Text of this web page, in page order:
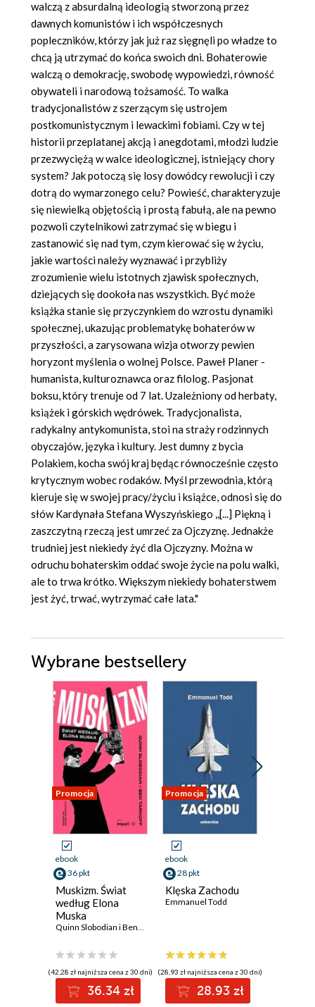
walczą z absurdalną ideologią stworzoną przez
dawnych komunistów i ich współczesnych
popleczników, którzy jak już raz sięgnęli po władze to
chcą ją utrzymać do końca swoich dni. Bohaterowie
walczą o demokrację, swobodę wypowiedzi, równość
obywateli i narodową tożsamość. To walka
tradycjonalistów z szerzącym się ustrojem
postkomunistycznym i lewackimi fobiami. Czy w tej
historii przeplatanej akcją i anegdotami, młodzi ludzie
przezwyciężą w walce ideologicznej, istniejący chory
system? Jak potoczą się losy dowódcy rewolucji i czy
dotrą do wymarzonego celu? Powieść, charakteryzuje
się niewielką objętością i prostą fabułą, ale na pewno
pozwoli czytelnikowi zatrzymać się w biegu i
zastanowić się nad tym, czym kierować się w życiu,
jakie wartości należy wyznawać i przybliży
zrozumienie wielu istotnych zjawisk społecznych,
dziejących się dookoła nas wszystkich. Być może
książka stanie się przyczynkiem do wzrostu dynamiki
społecznej, ukazując problematykę bohaterów w
przyszłości, a zarysowana wizja otworzy pewien
horyzont myślenia o wolnej Polsce. Paweł Planer -
humanista, kulturoznawca oraz filolog. Pasjonat
boksu, który trenuje od 7 lat. Uzależniony od herbaty,
książek i górskich wędrówek. Tradycjonalista,
radykalny antykomunista, stoi na straży rodzinnych
obyczajów, języka i kultury. Jest dumny z bycia
Polakiem, kocha swój kraj będąc równocześnie często
krytycznym wobec rodaków. Myśl przewodnia, którą
kieruje się w swojej pracy/życiu i książce, odnosi się do
słów Kardynała Stefana Wyszyńskiego ,,[...] Piękną i
zaszczytną rzeczą jest umrzeć za Ojczyznę. Jednakże
trudniej jest niekiedy żyć dla Ojczyzny. Można w
odruchu bohaterskim oddać swoje życie na polu walki,
ale to trwa krótko. Większym niekiedy bohaterstwem
jest żyć, trwać, wytrzymać całe lata."
Wybrane bestsellery
Promocja
ebook
36 pkt
Muskizm. Świat
według Elona
Muska
Quinn Slobodian i Ben Tarnoff
(42,28 zł najniższa cena z 30 dni)
36.34 zł
Promocja
ebook
28 pkt
Klęska Zachodu
Emmanuel Todd
(28,93 zł najniższa cena z 30 dni)
28.93 zł